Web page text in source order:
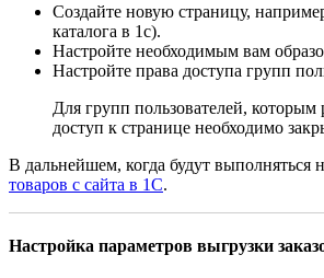
Создайте новую страницу,
каталога в 1с).
Настройте необходимым вам
Настройте права доступа групп
Для групп пользователей,
доступ к странице необходимо
В дальнейшем, когда будут выполняться
товаров с сайта в 1С.
Настройка параметров выгрузки